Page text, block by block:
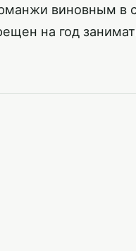
виновным в
на год